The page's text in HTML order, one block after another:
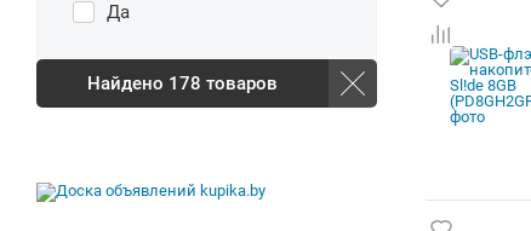
Да
Найдено 178 товаров